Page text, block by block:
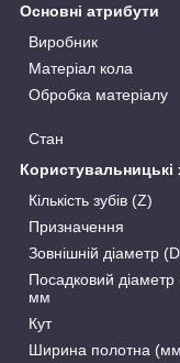
Основні атрибути
Виробник
Матеріал кола
Обробка матеріалу
Стан
Користувальницькі
Кількість зубів (Z)
Призначення
Зовнішній діаметр
Посадковий діаметр
мм
Кут
Ширина полотна